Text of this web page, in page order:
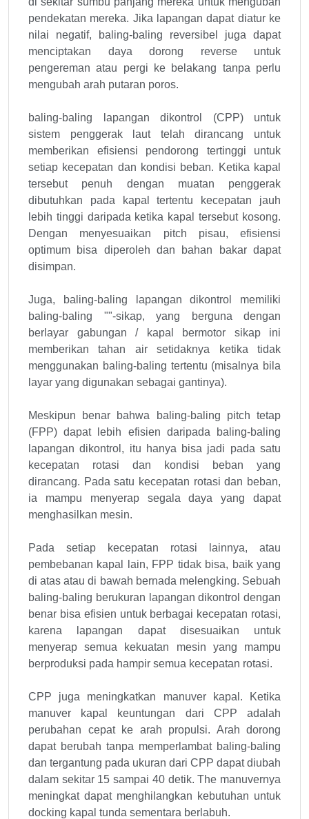
pendekatan mereka. Jika lapangan dapat diatur ke
nilai negatif, baling-baling reversibel juga dapat
menciptakan daya dorong reverse untuk
pengereman atau pergi ke belakang tanpa perlu
mengubah arah putaran poros.
baling-baling lapangan dikontrol (CPP) untuk
sistem penggerak laut telah dirancang untuk
memberikan efisiensi pendorong tertinggi untuk
setiap kecepatan dan kondisi beban. Ketika kapal
tersebut penuh dengan muatan penggerak
dibutuhkan pada kapal tertentu kecepatan jauh
lebih tinggi daripada ketika kapal tersebut kosong.
Dengan menyesuaikan pitch pisau, efisiensi
optimum bisa diperoleh dan bahan bakar dapat
disimpan.
Juga, baling-baling lapangan dikontrol memiliki
baling-baling ""-sikap, yang berguna dengan
berlayar gabungan / kapal bermotor sikap ini
memberikan tahan air setidaknya ketika tidak
menggunakan baling-baling tertentu (misalnya bila
layar yang digunakan sebagai gantinya).
Meskipun benar bahwa baling-baling pitch tetap
(FPP) dapat lebih efisien daripada baling-baling
lapangan dikontrol, itu hanya bisa jadi pada satu
kecepatan rotasi dan kondisi beban yang
dirancang. Pada satu kecepatan rotasi dan beban,
ia mampu menyerap segala daya yang dapat
menghasilkan mesin.
Pada setiap kecepatan rotasi lainnya, atau
pembebanan kapal lain, FPP tidak bisa, baik yang
di atas atau di bawah bernada melengking. Sebuah
baling-baling berukuran lapangan dikontrol dengan
benar bisa efisien untuk berbagai kecepatan rotasi,
karena lapangan dapat disesuaikan untuk
menyerap semua kekuatan mesin yang mampu
berproduksi pada hampir semua kecepatan rotasi.
CPP juga meningkatkan manuver kapal. Ketika
manuver kapal keuntungan dari CPP adalah
perubahan cepat ke arah propulsi. Arah dorong
dapat berubah tanpa memperlambat baling-baling
dan tergantung pada ukuran dari CPP dapat diubah
dalam sekitar 15 sampai 40 detik. The manuvernya
meningkat dapat menghilangkan kebutuhan untuk
docking kapal tunda sementara berlabuh.